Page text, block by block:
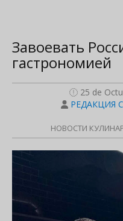
Завоевать
гастрономией
25 de
РЕДАКЦИЯ
НОВОСТИ